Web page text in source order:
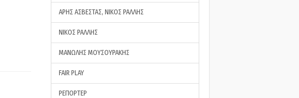
ΑΡΗΣ ΑΣΒΕΣΤΑΣ, ΝΙΚΟΣ ΡΑΛΛΗΣ
ΝΙΚΟΣ ΡΑΛΛΗΣ
ΜΑΝΩΛΗΣ ΜΟΥΣΟΥΡΑΚΗΣ
FAIR PLAY
ΡΕΠΟΡΤΕΡ